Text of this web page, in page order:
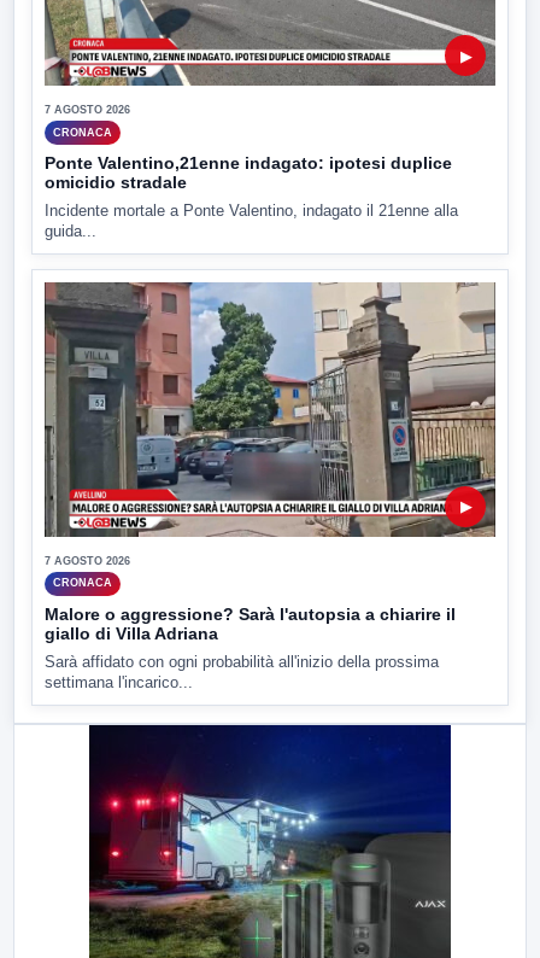
▶
7 AGOSTO 2026
CRONACA
Ponte Valentino,21enne indagato: ipotesi duplice
omicidio stradale
Incidente mortale a Ponte Valentino, indagato il 21enne alla
guida...
▶
7 AGOSTO 2026
CRONACA
Malore o aggressione? Sarà l'autopsia a chiarire il
giallo di Villa Adriana
Sarà affidato con ogni probabilità all'inizio della prossima
settimana l'incarico...